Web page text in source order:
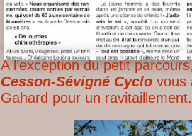
A l’exception du petit
Cesson-Sévigné Cyclo vous
Gahard pour un ravitaillement.